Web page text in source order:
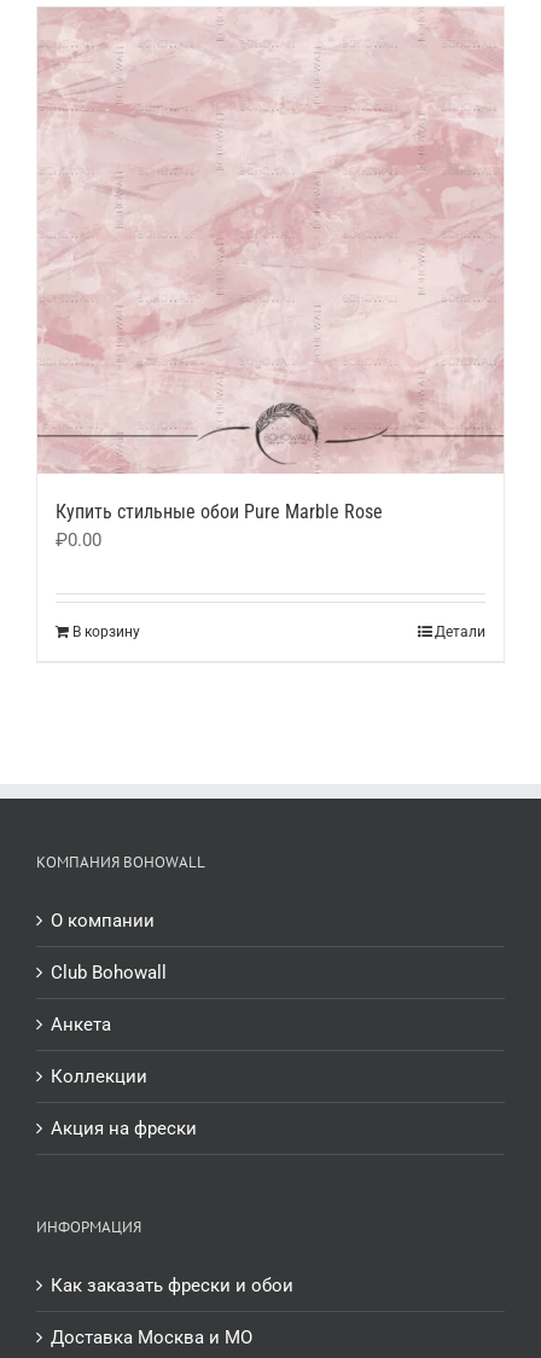
Купить стильные обои Pure Marble Rose
₽0.00
В корзину Детали
КОМПАНИЯ BOHOWALL
О компании
Club Bohowall
Анкета
Коллекции
Акция на фрески
ИНФОРМАЦИЯ
Как заказать фрески и обои
Доставка Москва и МО